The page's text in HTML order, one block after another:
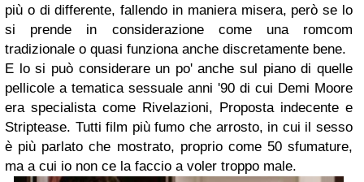
più o di differente, fallendo in maniera misera, però se lo
si prende in considerazione come una romcom
tradizionale o quasi funziona anche discretamente bene.
E lo si può considerare un po' anche sul piano di quelle
pellicole a tematica sessuale anni '90 di cui Demi Moore
era specialista come Rivelazioni, Proposta indecente e
Striptease. Tutti film più fumo che arrosto, in cui il sesso
è più parlato che mostrato, proprio come 50 sfumature,
ma a cui io non ce la faccio a voler troppo male.